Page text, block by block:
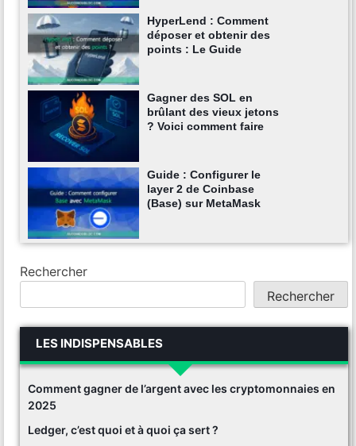
HyperLend : Comment
déposer et obtenir des
points : Le Guide
Gagner des SOL en
brûlant des vieux jetons
? Voici comment faire
Guide : Configurer le
layer 2 de Coinbase
(Base) sur MetaMask
Rechercher
Rechercher
LES INDISPENSABLES
Comment gagner de l’argent avec les cryptomonnaies en
2025
Ledger, c’est quoi et à quoi ça sert ?